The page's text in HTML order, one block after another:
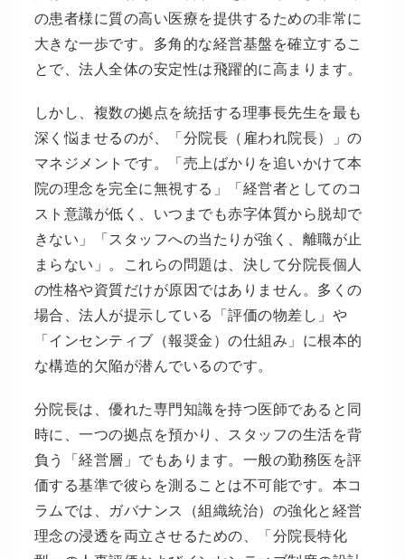
の患者様に質の高い医療を提供するための非常に
大きな一歩です。多角的な経営基盤を確立するこ
とで、法人全体の安定性は飛躍的に高まります。
しかし、複数の拠点を統括する理事長先生を最も
深く悩ませるのが、「分院長（雇われ院長）」の
マネジメントです。「売上ばかりを追いかけて本
院の理念を完全に無視する」「経営者としてのコ
スト意識が低く、いつまでも赤字体質から脱却で
きない」「スタッフへの当たりが強く、離職が止
まらない」。これらの問題は、決して分院長個人
の性格や資質だけが原因ではありません。多くの
場合、法人が提示している「評価の物差し」や
「インセンティブ（報奨金）の仕組み」に根本的
な構造的欠陥が潜んでいるのです。
分院長は、優れた専門知識を持つ医師であると同
時に、一つの拠点を預かり、スタッフの生活を背
負う「経営層」でもあります。一般の勤務医を評
価する基準で彼らを測ることは不可能です。本コ
ラムでは、ガバナンス（組織統治）の強化と経営
理念の浸透を両立させるための、「分院長特化